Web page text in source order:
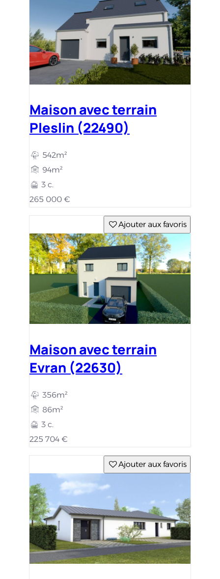
Maison avec terrain
Pleslin (22490)
542m²
94m²
3 c.
265 000 €
Ajouter aux favoris
Maison avec terrain
Evran (22630)
356m²
86m²
3 c.
225 704 €
Ajouter aux favoris